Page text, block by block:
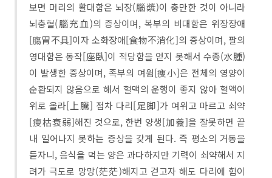
보면 머리의 활대함은 뇌장(腦漿)이 충만한 것이 아니라
뇌충혈(腦充血)의 증상이며, 복부의 비대함은 위장장애
[膓胃不具]이자 소화장애[食物不消化]의 증상이며, 팔의
영대함은 동작[座臥]이 적당함을 얻지 못해서 수종(水腫)
이 발생한 증상이며, 족부의 여윔[痩小]은 전체의 영양이
순환되지 않음으로 해서 혈맥의 운행이 좋지 않아 혈액이
위로 올라[上騰] 점차 다리[足脚]가 여위고 마르고 쇠약
[痩枯衰弱]해진 것으로, 한번 양생[加養]을 잘못하면 끝
내 일어나지 못하는 증상을 갖게 된다. 즉 평소의 거동을
듣자니, 음식을 먹는 양은 과다하지만 기력이 쇠약해서 지
려가 극도로 망망(茫茫)해지고 걷고자 해도 다리에 힘이